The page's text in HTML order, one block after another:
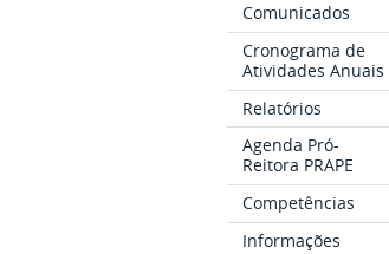
Comunicados
Cronograma de
Atividades Anuais
Relatórios
Agenda Pró-
Reitora PRAPE
Competências
Informações